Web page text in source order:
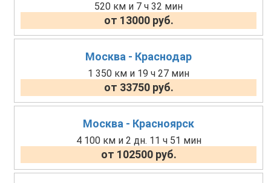
520 км и 7 ч 32 мин
от 13000 руб.
Москва - Краснодар
1 350 км и 19 ч 27 мин
от 33750 руб.
Москва - Красноярск
4 100 км и 2 дн. 11 ч 51 мин
от 102500 руб.